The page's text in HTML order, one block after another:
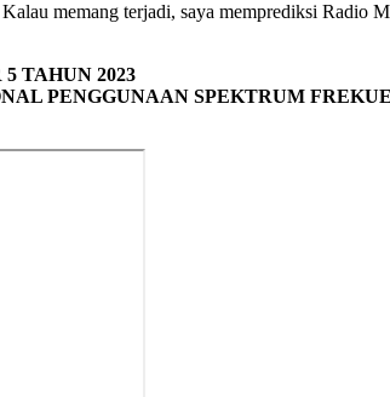
memang terjadi, saya memprediksi Radio
TAHUN 2023
PENGGUNAAN SPEKTRUM